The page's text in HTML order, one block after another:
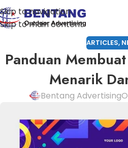
Skip to navigation
Skip to main content
ARTICLES,
Panduan
Menarik
Bentang Advertising